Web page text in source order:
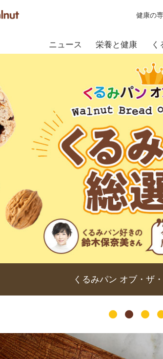
健康の
ニュース 栄養と健康 く
くるみパン オブ・ザ